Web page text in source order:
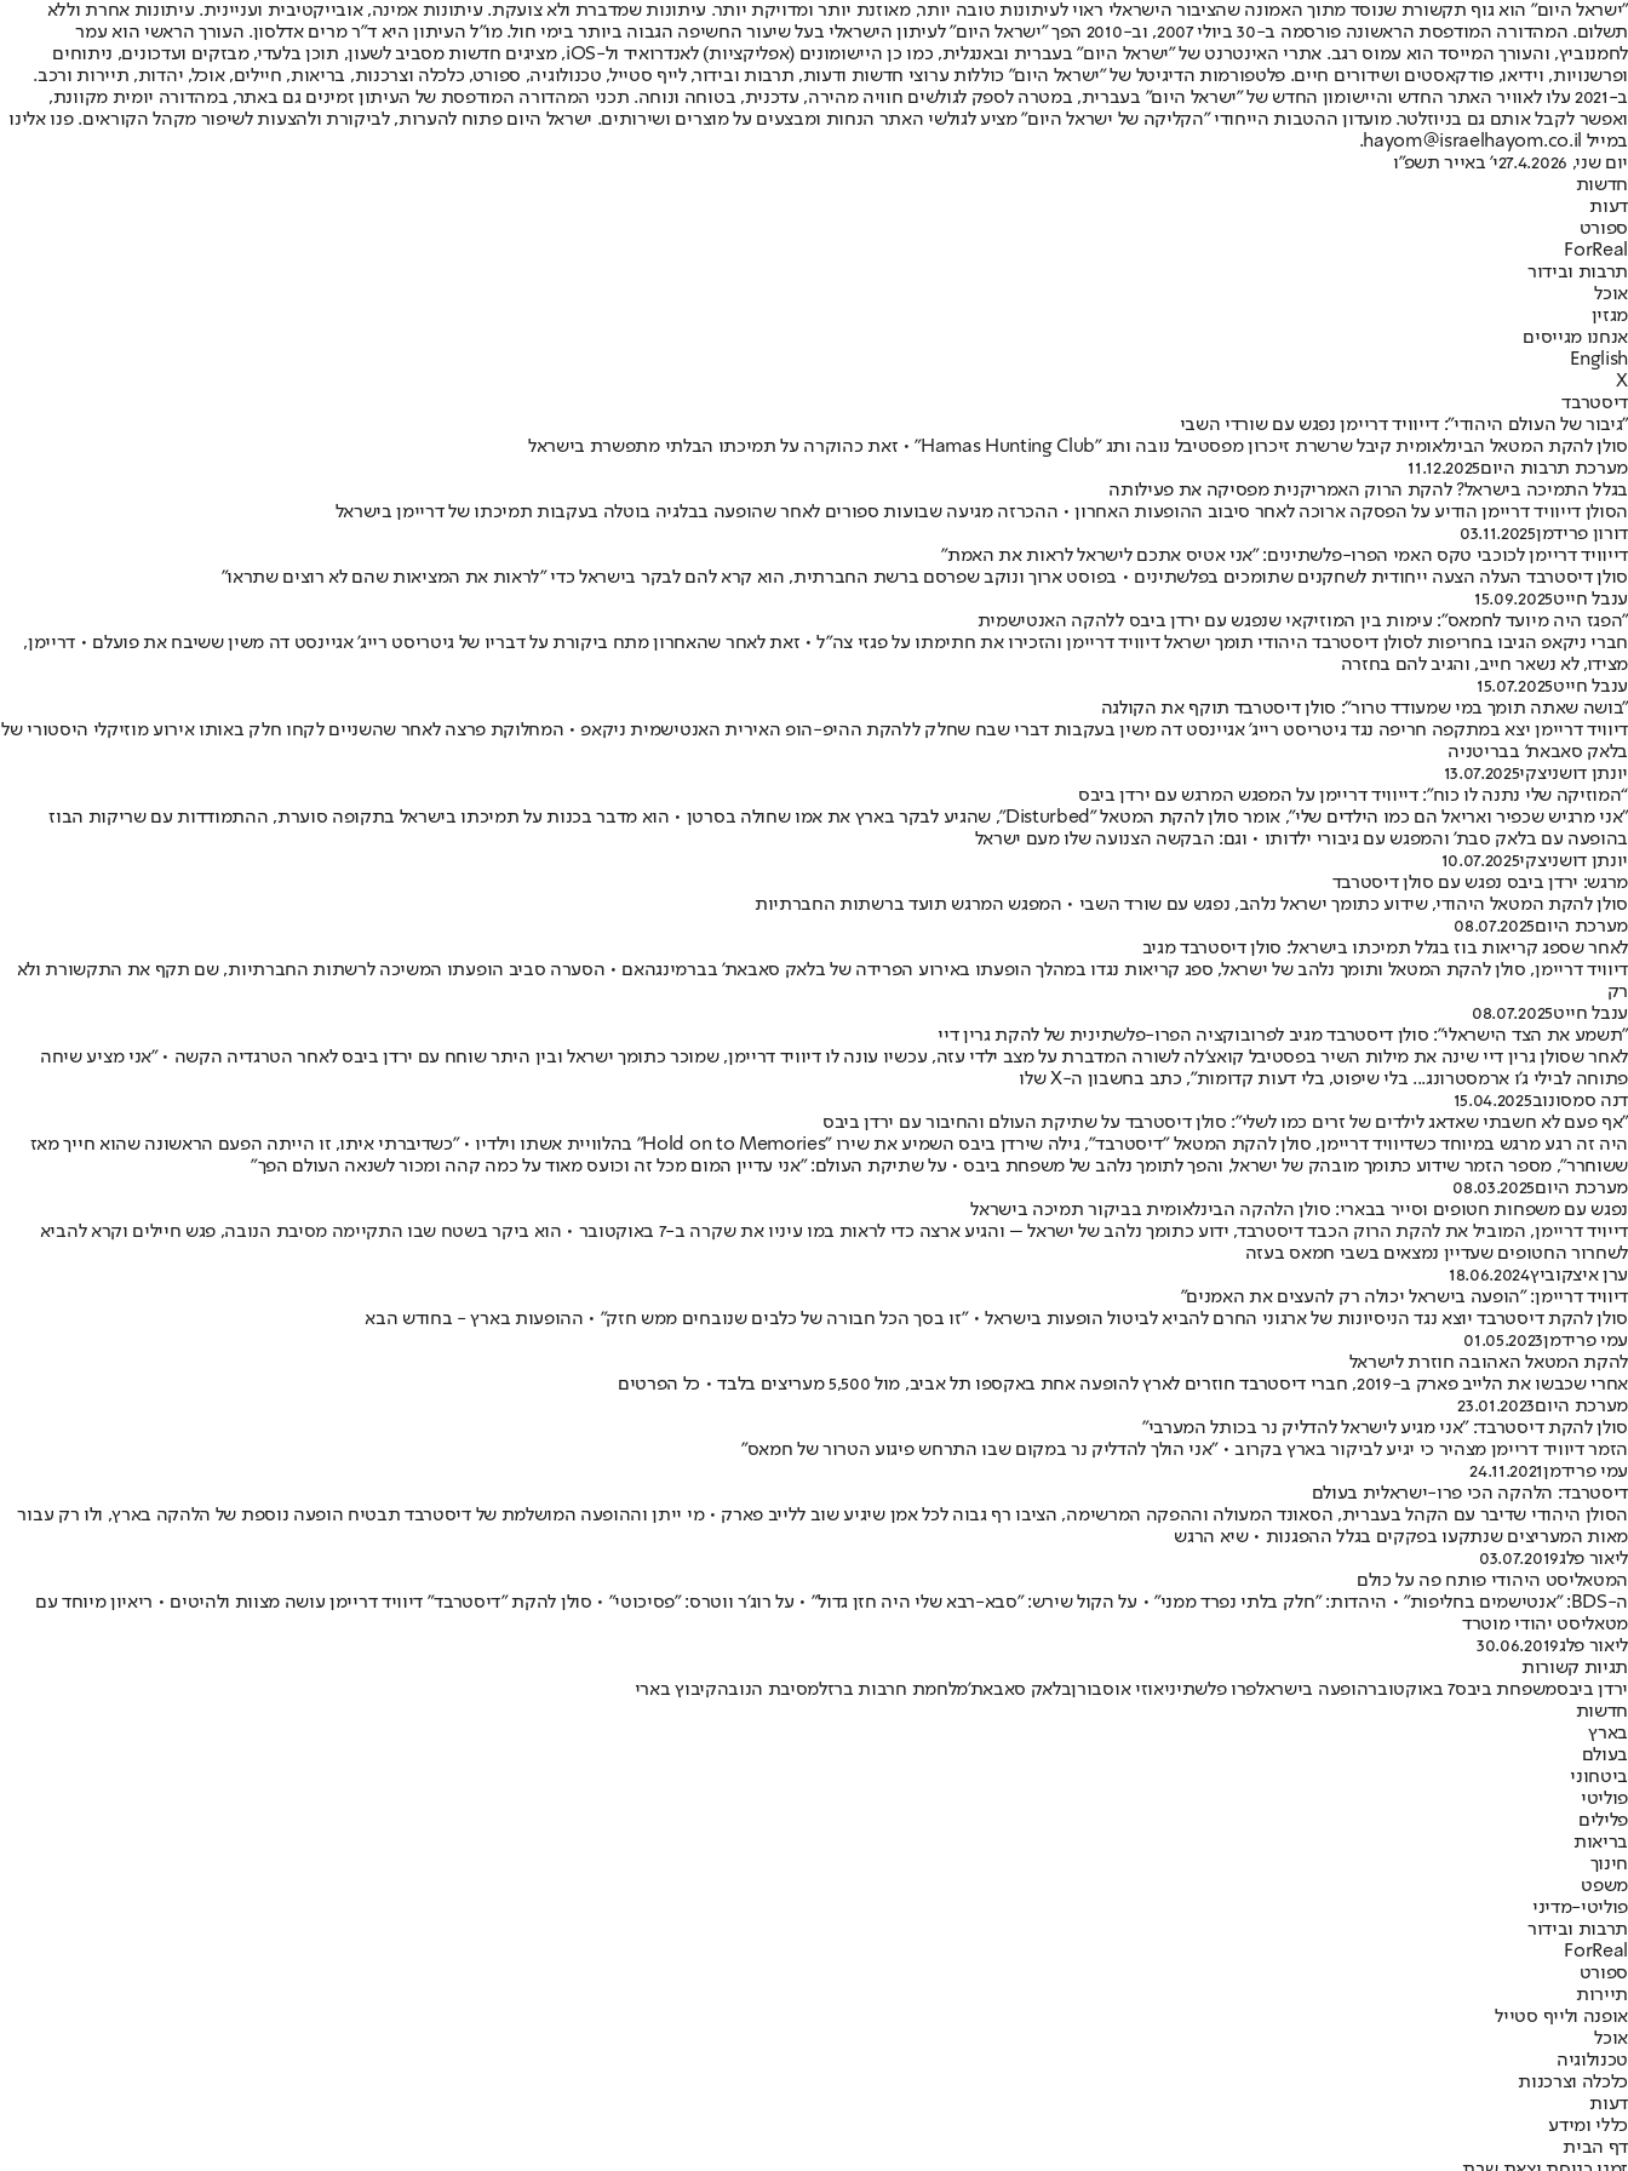
"ישראל היום" הוא גוף תקשורת שנוסד מתוך האמונה שהציבור הישראלי ראוי לעיתונות טובה יותר, מאוזנת יותר ומדויקת יותר. עיתונות שמדברת ולא צועקת. עיתונות אמינה, אובייקטיבית ועניינית. עיתונות אחרת וללא
תשלום. המהדורה המודפסת הראשונה פורסמה ב-30 ביולי 2007, וב-2010 הפך "ישראל היום" לעיתון הישראלי בעל שיעור החשיפה הגבוה ביותר בימי חול. מו"ל העיתון היא ד"ר מרים אדלסון. העורך הראשי הוא עמר
לחמנוביץ, והעורך המייסד הוא עמוס רגב. אתרי האינטרנט של "ישראל היום" בעברית ובאנגלית, כמו כן היישומונים (אפליקציות) לאנדרואיד ול-iOS, מציגים חדשות מסביב לשעון, תוכן בלעדי, מבזקים ועדכונים, ניתוחים
ופרשנויות, וידיאו, פודקאסטים ושידורים חיים. פלטפורמות הדיגיטל של "ישראל היום" כוללות ערוצי חדשות ודעות, תרבות ובידור, לייף סטייל, טכנולוגיה, ספורט, כלכלה וצרכנות, בריאות, חיילים, אוכל, יהדות, תיירות ורכב.
ב-2021 עלו לאוויר האתר החדש והיישומון החדש של "ישראל היום" בעברית, במטרה לספק לגולשים חוויה מהירה, עדכנית, בטוחה ונוחה. תכני המהדורה המודפסת של העיתון זמינים גם באתר, במהדורה יומית מקוונת,
ואפשר לקבל אותם גם בניוזלטר. מועדון ההטבות הייחודי "הקליקה של ישראל היום" מציע לגולשי האתר הנחות ומבצעים על מוצרים ושירותים. ישראל היום פתוח להערות, לביקורת ולהצעות לשיפור מקהל הקוראים. פנו אלינו
במייל hayom@israelhayom.co.il.
יום שני, 27.4.2026
י' באייר תשפ"ו
חדשות
דעות
ספורט
ForReal
תרבות ובידור
אוכל
מגזין
אנחנו מגייסים
English
X
דיסטרבד
"גיבור של העולם היהודי": דייוויד דריימן נפגש עם שורדי השבי
סולן להקת המטאל הבינלאומית קיבל שרשרת זיכרון מפסטיבל נובה ותג "Hamas Hunting Club" • זאת כהוקרה על תמיכתו הבלתי מתפשרת בישראל
מערכת תרבות היום11.12.2025
בגלל התמיכה בישראל? להקת הרוק האמריקנית מפסיקה את פעילותה
הסולן דייוויד דריימן הודיע על הפסקה ארוכה לאחר סיבוב ההופעות האחרון • ההכרזה מגיעה שבועות ספורים לאחר שהופעה בבלגיה בוטלה בעקבות תמיכתו של דריימן בישראל
דורון פרידמן03.11.2025
דייוויד דריימן לכוכבי טקס האמי הפרו-פלשתינים: "אני אטיס אתכם לישראל לראות את האמת"
סולן דיסטרבד העלה הצעה ייחודית לשחקנים שתומכים בפלשתינים • בפוסט ארוך ונוקב שפרסם ברשת החברתית, הוא קרא להם לבקר בישראל כדי "לראות את המציאות שהם לא רוצים שתראו"
ענבל חייט15.09.2025
"הפגז היה מיועד לחמאס": עימות בין המוזיקאי שנפגש עם ירדן ביבס ללהקה האנטישמית
חברי ניקאפ הגיבו בחריפות לסולן דיסטרבד היהודי תומך ישראל דיוויד דריימן והזכירו את חתימתו על פגזי צה"ל • זאת לאחר שהאחרון מתח ביקורת על דבריו של גיטריסט רייג' אגיינסט דה משין ששיבח את פועלם • דריימן,
מצידו, לא נשאר חייב, והגיב להם בחזרה
ענבל חייט15.07.2025
"בושה שאתה תומך במי שמעודד טרור": סולן דיסטרבד תוקף את הקולגה
דיוויד דריימן יצא במתקפה חריפה נגד גיטריסט רייג' אגיינסט דה משין בעקבות דברי שבח שחלק ללהקת ההיפ-הופ האירית האנטישמית ניקאפ • המחלוקת פרצה לאחר שהשניים לקחו חלק באותו אירוע מוזיקלי היסטורי של
בלאק סאבאת' בבריטניה
יונתן דושניצקי13.07.2025
“המוזיקה שלי נתנה לו כוח”: דייוויד דריימן על המפגש המרגש עם ירדן ביבס
"אני מרגיש שכפיר ואריאל הם כמו הילדים שלי", אומר סולן להקת המטאל "Disturbed", שהגיע לבקר בארץ את אמו שחולה בסרטן • הוא מדבר בכנות על תמיכתו בישראל בתקופה סוערת, ההתמודדות עם שריקות הבוז
בהופעה עם בלאק סבת' והמפגש עם גיבורי ילדותו • וגם: הבקשה הצנועה שלו מעם ישראל
יונתן דושניצקי10.07.2025
מרגש: ירדן ביבס נפגש עם סולן דיסטרבד
סולן להקת המטאל היהודי, שידוע כתומך ישראל נלהב, נפגש עם שורד השבי • המפגש המרגש תועד ברשתות החברתיות
מערכת היום08.07.2025
לאחר שספג קריאות בוז בגלל תמיכתו בישראל: סולן דיסטרבד מגיב
דיוויד דריימן, סולן להקת המטאל ותומך נלהב של ישראל, ספג קריאות נגדו במהלך הופעתו באירוע הפרידה של בלאק סאבאת' בברמינגהאם • הסערה סביב הופעתו המשיכה לרשתות החברתיות, שם תקף את התקשורת ולא
רק
ענבל חייט08.07.2025
"תשמע את הצד הישראלי": סולן דיסטרבד מגיב לפרובוקציה הפרו-פלשתינית של להקת גרין דיי
לאחר שסולן גרין דיי שינה את מילות השיר בפסטיבל קואצ'לה לשורה המדברת על מצב ילדי עזה, עכשיו עונה לו דיוויד דריימן, שמוכר כתומך ישראל ובין היתר שוחח עם ירדן ביבס לאחר הטרגדיה הקשה • "אני מציע שיחה
פתוחה לבילי ג’ו ארמסטרונג... בלי שיפוט, בלי דעות קדומות", כתב בחשבון ה-X שלו
דנה סמסונוב15.04.2025
"אף פעם לא חשבתי שאדאג לילדים של זרים כמו לשלי": סולן דיסטרבד על שתיקת העולם והחיבור עם ירדן ביבס
היה זה רגע מרגש במיוחד כשדיוויד דריימן, סולן להקת המטאל "דיסטרבד", גילה שירדן ביבס השמיע את שירו "Hold on to Memories" בהלוויית אשתו וילדיו • "כשדיברתי איתו, זו הייתה הפעם הראשונה שהוא חייך מאז
ששוחרר", מספר הזמר שידוע כתומך מובהק של ישראל, והפך לתומך נלהב של משפחת ביבס • על שתיקת העולם: "אני עדיין המום מכל זה וכועס מאוד על כמה קהה ומכור לשנאה העולם הפך"
מערכת היום08.03.2025
נפגש עם משפחות חטופים וסייר בבארי: סולן הלהקה הבינלאומית בביקור תמיכה בישראל
דייויד דריימן, המוביל את להקת הרוק הכבד דיסטרבד, ידוע כתומך נלהב של ישראל – והגיע ארצה כדי לראות במו עיניו את שקרה ב-7 באוקטובר • הוא ביקר בשטח שבו התקיימה מסיבת הנובה, פגש חיילים וקרא להביא
לשחרור החטופים שעדיין נמצאים בשבי חמאס בעזה
ערן איצקוביץ18.06.2024
דיוויד דריימן: "הופעה בישראל יכולה רק להעצים את האמנים"
סולן להקת דיסטרבד יוצא נגד הניסיונות של ארגוני החרם להביא לביטול הופעות בישראל • "זו בסך הכל חבורה של כלבים שנובחים ממש חזק" • ההופעות בארץ - בחודש הבא
עמי פרידמן01.05.2023
להקת המטאל האהובה חוזרת לישראל
אחרי שכבשו את הלייב פארק ב-2019, חברי דיסטרבד חוזרים לארץ להופעה אחת באקספו תל אביב, מול 5,500 מעריצים בלבד • כל הפרטים
מערכת היום23.01.2023
סולן להקת דיסטרבד: "אני מגיע לישראל להדליק נר בכותל המערבי"
הזמר דיוויד דריימן מצהיר כי יגיע לביקור בארץ בקרוב • "אני הולך להדליק נר במקום שבו התרחש פיגוע הטרור של חמאס"
עמי פרידמן24.11.2021
דיסטרבד: הלהקה הכי פרו-ישראלית בעולם
הסולן היהודי שדיבר עם הקהל בעברית, הסאונד המעולה וההפקה המרשימה, הציבו רף גבוה לכל אמן שיגיע שוב ללייב פארק • מי ייתן וההופעה המושלמת של דיסטרבד תבטיח הופעה נוספת של הלהקה בארץ, ולו רק עבור
מאות המעריצים שנתקעו בפקקים בגלל ההפגנות • שיא הרגש
ליאור פלג03.07.2019
המטאליסט היהודי פותח פה על כולם
ה-BDS: "אנטישמים בחליפות" • היהדות: "חלק בלתי נפרד ממני" • על הקול שירש: "סבא-רבא שלי היה חזן גדול" • על רוג'ר ווטרס: "פסיכוטי" • סולן להקת "דיסטרבד" דיוויד דריימן עושה מצוות ולהיטים • ריאיון מיוחד עם
מטאליסט יהודי מוטרד
ליאור פלג30.06.2019
תגיות קשורות
ירדן ביבסמשפחת ביבס7 באוקטובר הופעה בישראלפרו פלשתיניאוזי אוסבורןבלאק סאבאת'מלחמת חרבות ברזלמסיבת הנובהקיבוץ בארי
חדשות
בארץ
בעולם
ביטחוני
פוליטי
פלילים
בריאות
חינוך
משפט
פוליטי-מדיני
תרבות ובידור
ForReal
ספורט
תיירות
אופנה ולייף סטייל
אוכל
טכנולוגיה
כלכלה וצרכנות
דעות
כללי ומידע
דף הבית